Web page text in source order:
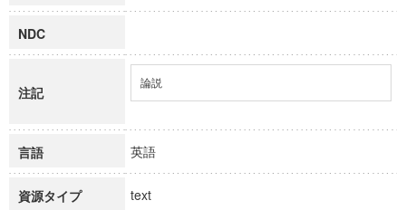
NDC
注記
論説
言語 英語
資源タイプ text